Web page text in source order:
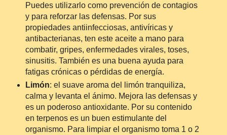
Puedes utilizarlo como prevención de contagios
y para reforzar las defensas. Por sus
propiedades antiinfecciosas, antivíricas y
antibacterianas, ten este aceite a mano para
combatir, gripes, enfermedades virales, toses,
sinusitis. También es una buena ayuda para
fatigas crónicas o pérdidas de energía.
Limón: el suave aroma del limón tranquiliza,
calma y levanta el ánimo. Mejora las defensas y
es un poderoso antioxidante. Por su contenido
en terpenos es un buen estimulante del
organismo. Para limpiar el organismo toma 1 o 2